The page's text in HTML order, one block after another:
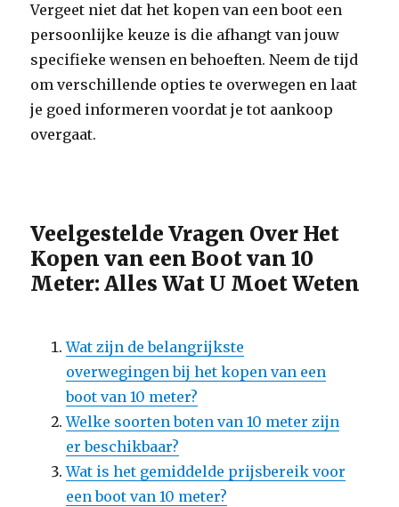
Vergeet niet dat het kopen van een boot een
persoonlijke keuze is die afhangt van jouw
specifieke wensen en behoeften. Neem de tijd
om verschillende opties te overwegen en laat
je goed informeren voordat je tot aankoop
overgaat.
Veelgestelde Vragen Over Het
Kopen van een Boot van 10
Meter: Alles Wat U Moet Weten
Wat zijn de belangrijkste
overwegingen bij het kopen van een
boot van 10 meter?
Welke soorten boten van 10 meter zijn
er beschikbaar?
Wat is het gemiddelde prijsbereik voor
een boot van 10 meter?